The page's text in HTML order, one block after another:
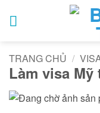
qua
TRANG CHỦ /
Làm visa Mỹ